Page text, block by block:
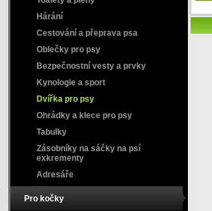
Hárání
Cestování a přeprava psa
Oblečky pro psy
Bezpečnostní vesty a prvky
Kynologie a sport
Dvířka pro psy
Ohrádky a klece pro psy
Tabulky
Zásobníky na sáčky na psí
exkrementy
Adresáře
Pro kočky